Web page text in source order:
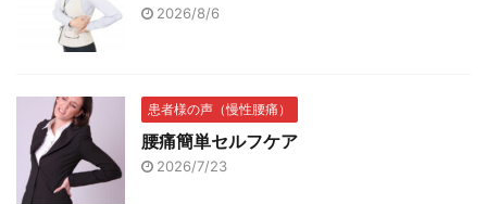
2026/8/6
患者様の声（慢性腰痛）
腰痛簡単セルフケア
2026/7/23